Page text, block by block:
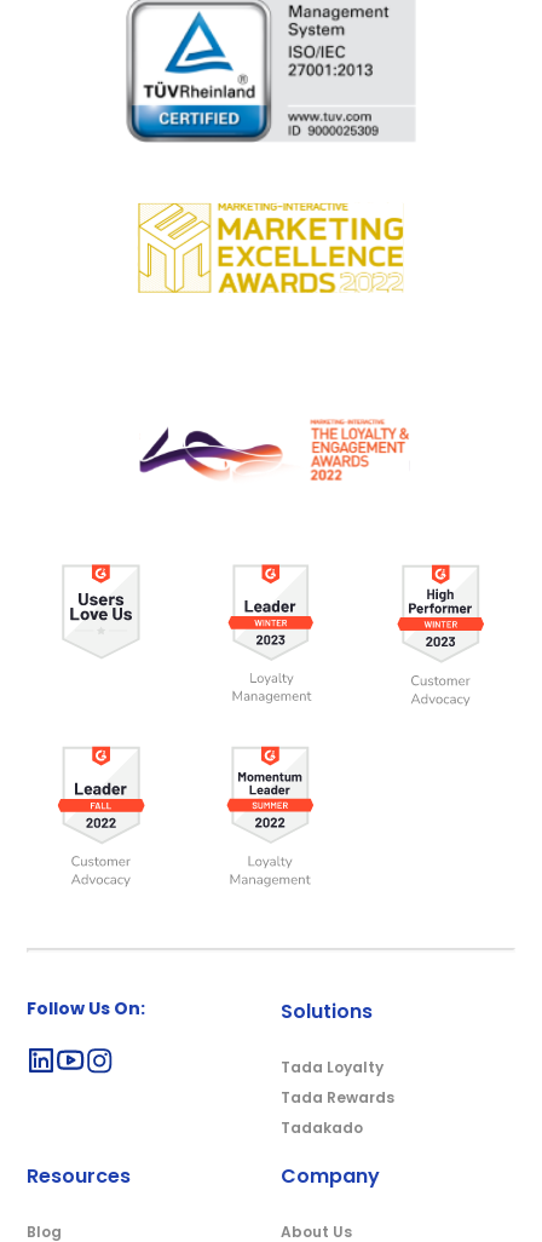
Follow Us On: Solutions
Tada Loyalty
Tada Rewards
Tadakado
Resources
Blog
Company
About Us